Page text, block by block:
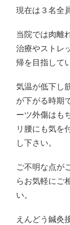
現在は３名全
当院では肉離
治療やストレ
帰を目指して
気温が低下し
が下がる時期
ーツ外傷はも
リ腰にも気を
し下さい。
ご不明な点が
らお気軽にご
い。
えんどう鍼灸